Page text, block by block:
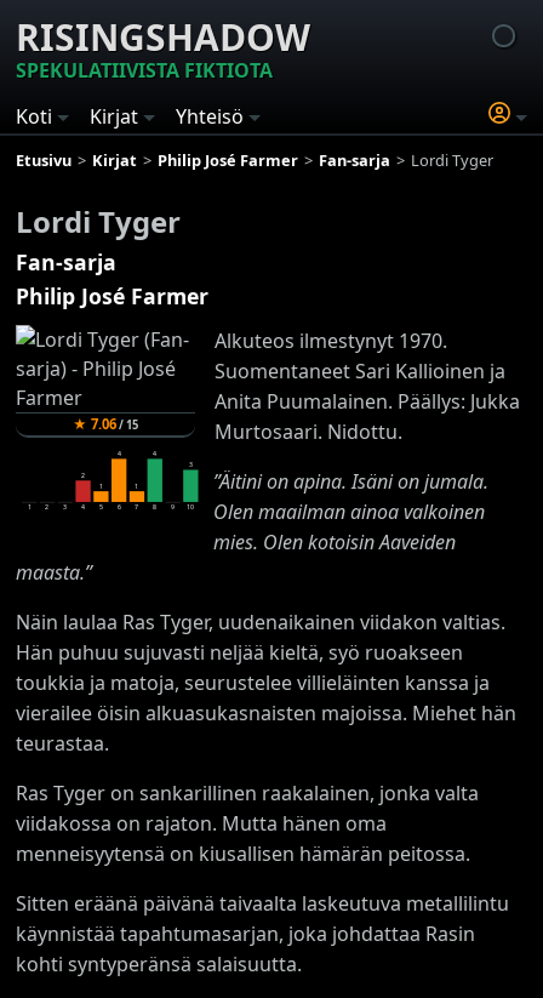
RISINGSHADOW
SPEKULATIIVISTA FIKTIOTA
Koti
Kirjat Yhteisö
Etusivu Kirjat Philip José Farmer Fan-sarja Lordi Tyger
Lordi Tyger
Fan-sarja
Philip José Farmer
★7.06/15
1 2 3
2
4
1
5
4
6
1
7
4
8 9
3
10
Alkuteos ilmestynyt 1970.
Suomentaneet Sari Kallioinen ja
Anita Puumalainen. Päällys: Jukka
Murtosaari. Nidottu.
”Äitini on apina. Isäni on jumala.
Olen maailman ainoa valkoinen
mies. Olen kotoisin Aaveiden
maasta.”
Näin laulaa Ras Tyger, uudenaikainen viidakon valtias.
Hän puhuu sujuvasti neljää kieltä, syö ruoakseen
toukkia ja matoja, seurustelee villieläinten kanssa ja
vierailee öisin alkuasukasnaisten majoissa. Miehet hän
teurastaa.
Ras Tyger on sankarillinen raakalainen, jonka valta
viidakossa on rajaton. Mutta hänen oma
menneisyytensä on kiusallisen hämärän peitossa.
Sitten eräänä päivänä taivaalta laskeutuva metallilintu
käynnistää tapahtumasarjan, joka johdattaa Rasin
kohti syntyperänsä salaisuutta.